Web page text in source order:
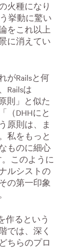
火種になり
挙動に驚い
をこれ以上
に消えてい
がRailsと何
Railsは
則」と似た
（DHHにと
原則は、ま
私をもっと
ものに細心
このように
ルシストの
の第一印象
作るという
では、深く
ちらのプロ